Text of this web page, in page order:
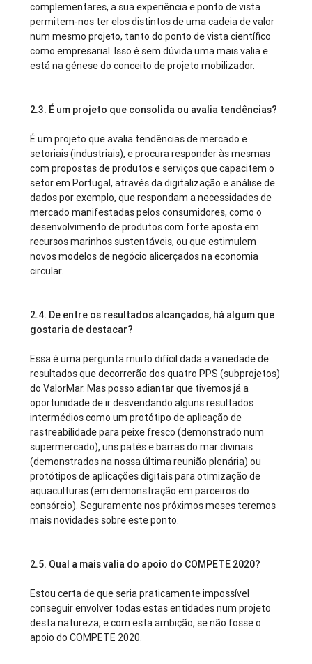
complementares, a sua experiência e ponto de vista
permitem-nos ter elos distintos de uma cadeia de valor
num mesmo projeto, tanto do ponto de vista científico
como empresarial. Isso é sem dúvida uma mais valia e
está na génese do conceito de projeto mobilizador.
2.3. É um projeto que consolida ou avalia tendências?
É um projeto que avalia tendências de mercado e
setoriais (industriais), e procura responder às mesmas
com propostas de produtos e serviços que capacitem o
setor em Portugal, através da digitalização e análise de
dados por exemplo, que respondam a necessidades de
mercado manifestadas pelos consumidores, como o
desenvolvimento de produtos com forte aposta em
recursos marinhos sustentáveis, ou que estimulem
novos modelos de negócio alicerçados na economia
circular.
2.4. De entre os resultados alcançados, há algum que
gostaria de destacar?
Essa é uma pergunta muito difícil dada a variedade de
resultados que decorrerão dos quatro PPS (subprojetos)
do ValorMar. Mas posso adiantar que tivemos já a
oportunidade de ir desvendando alguns resultados
intermédios como um protótipo de aplicação de
rastreabilidade para peixe fresco (demonstrado num
supermercado), uns patés e barras do mar divinais
(demonstrados na nossa última reunião plenária) ou
protótipos de aplicações digitais para otimização de
aquaculturas (em demonstração em parceiros do
consórcio). Seguramente nos próximos meses teremos
mais novidades sobre este ponto.
2.5. Qual a mais valia do apoio do COMPETE 2020?
Estou certa de que seria praticamente impossível
conseguir envolver todas estas entidades num projeto
desta natureza, e com esta ambição, se não fosse o
apoio do COMPETE 2020.